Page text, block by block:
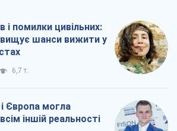
і помилки цивільних:
шанси вижити у
6,7 т.
Європа могла
іншій реальності